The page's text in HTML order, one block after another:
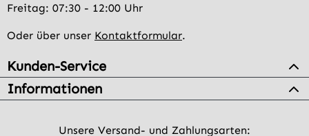
Freitag: 07:30 - 12:00 Uhr
Oder über unser Kontaktformular.
Kunden-Service
Informationen
Unsere Versand- und Zahlungsarten: